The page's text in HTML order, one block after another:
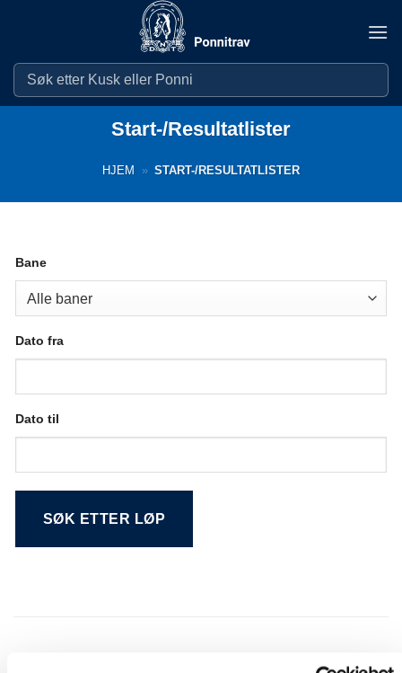
Start-/Resultatlister
HJEM » START-/RESULTATLISTER
Bane
Dato fra
Dato til